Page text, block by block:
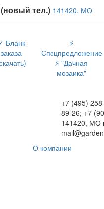
(новый тел.) 141420, МО
Бланк
заказа
⚡
Спецпредложение
⚡ "Дачная
мозаика"
+7 (495)
89-26; +7
141420, МО
О компании